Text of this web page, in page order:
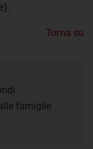
Torna su
famiglie